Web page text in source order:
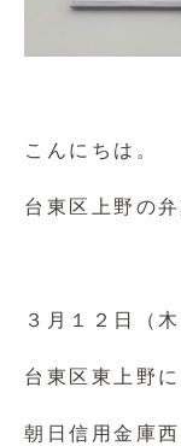
こんにちは。
台東区上野の
３月１２日（
台東区東上野に
朝日信用金庫